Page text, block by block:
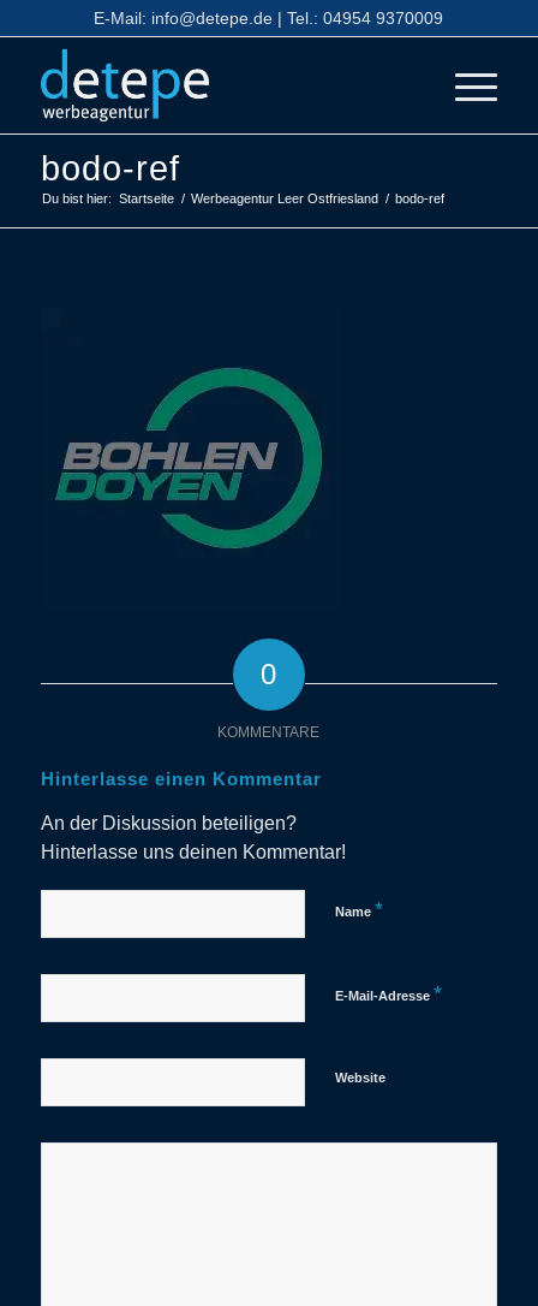
E-Mail: info@detepe.de | Tel.:04954 9370009
bodo-ref
Du bist hier: Startseite / Werbeagentur Leer Ostfriesland / bodo-ref
0
KOMMENTARE
Hinterlasse einen Kommentar
An der Diskussion beteiligen?
Hinterlasse uns deinen Kommentar!
Name *
E-Mail-Adresse *
Website